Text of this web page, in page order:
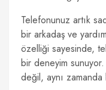
Telefonunuz artık
bir arkadaş ve
özelliği sayesinde,
bir deneyim
değil, aynı